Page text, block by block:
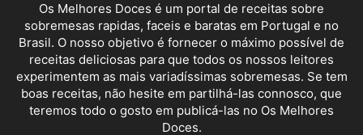
Os Melhores Doces é um portal de receitas sobre
sobremesas rapidas, faceis e baratas em Portugal e no
Brasil. O nosso objetivo é fornecer o máximo possível de
receitas deliciosas para que todos os nossos leitores
experimentem as mais variadíssimas sobremesas. Se tem
boas receitas, não hesite em partilhá-las connosco, que
teremos todo o gosto em publicá-las no Os Melhores
Doces.